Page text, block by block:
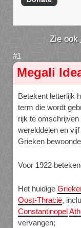
Megali
Betekent letterlijk
term die wordt
rijk te
werelddelen en
Grieken
Voor 1922
Het huidige
Oost-Thracië,
Constantinopel
vervangen;